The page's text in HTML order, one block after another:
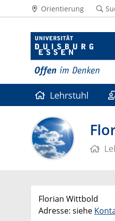
Orientierung
Lehrstuhl
Florian Wittbold
Adresse: siehe